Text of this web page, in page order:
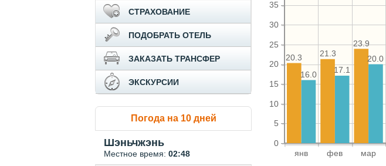
янв фев мар
0
5
10
15
20
25
30
35
23.9
21.3
20.3
20.0
17.1
16.0
СТРАХОВАНИЕ
ПОДОБРАТЬ ОТЕЛЬ
ЗАКАЗАТЬ ТРАНСФЕР
ЭКСКУРСИИ
Погода на 10 дней
Шэньчжэнь
Местное время: 02:48